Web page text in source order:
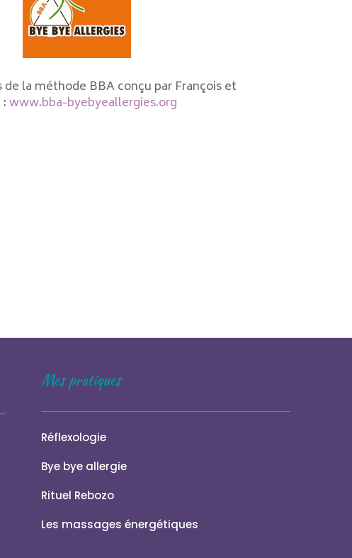
de la méthode BBA conçu par François et
www.bba-byebyeallergies.org
Mes pratiques
Réflexologie
Bye bye allergie
Rituel Rebozo
Les massages énergétiques